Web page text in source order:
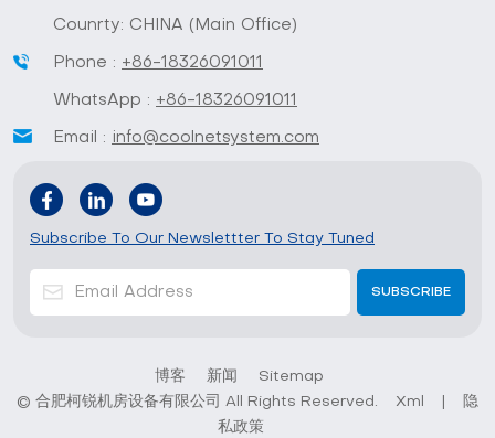
Counrty: CHINA (Main Office)
Phone : +86-18326091011
WhatsApp : +86-18326091011
Email : info@coolnetsystem.com
Subscribe To Our Newslettter To Stay Tuned
博客 新闻
Sitemap
© 合肥柯锐机房设备有限公司 All Rights Reserved.
Xml
隐
私政策